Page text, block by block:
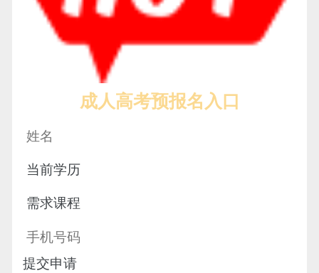
成人高考预报名入口
提交申请